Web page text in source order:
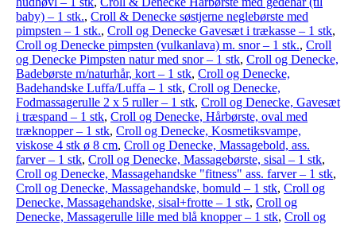
baby) – 1 stk., Croll & Denecke søstjerne neglebørste med
pimpsten – 1 stk., Croll og Denecke Gavesæt i trækasse – 1 stk,
Croll og Denecke pimpsten (vulkanlava) m. snor – 1 stk., Croll
og Denecke Pimpsten natur med snor – 1 stk, Croll og Denecke,
Badebørste m/naturhår, kort – 1 stk, Croll og Denecke,
Badehandske Luffa/Luffa – 1 stk, Croll og Denecke,
Fodmassagerulle 2 x 5 ruller – 1 stk, Croll og Denecke, Gavesæt
i træspand – 1 stk, Croll og Denecke, Hårbørste, oval med
træknopper – 1 stk, Croll og Denecke, Kosmetiksvampe,
viskose 4 stk ø 8 cm, Croll og Denecke, Massagebold, ass.
farver – 1 stk, Croll og Denecke, Massagebørste, sisal – 1 stk,
Croll og Denecke, Massagehandske "fitness" ass. farver – 1 stk,
Croll og Denecke, Massagehandske, bomuld – 1 stk, Croll og
Denecke, Massagehandske, sisal+frotte – 1 stk, Croll og
Denecke, Massagerulle lille med blå knopper – 1 stk, Croll og